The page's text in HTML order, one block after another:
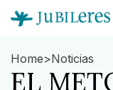
Home>Noticias
EL